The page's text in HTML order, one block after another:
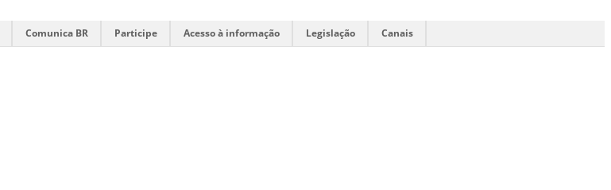
Comunica BR Participe Acesso à informação Legislação Canais